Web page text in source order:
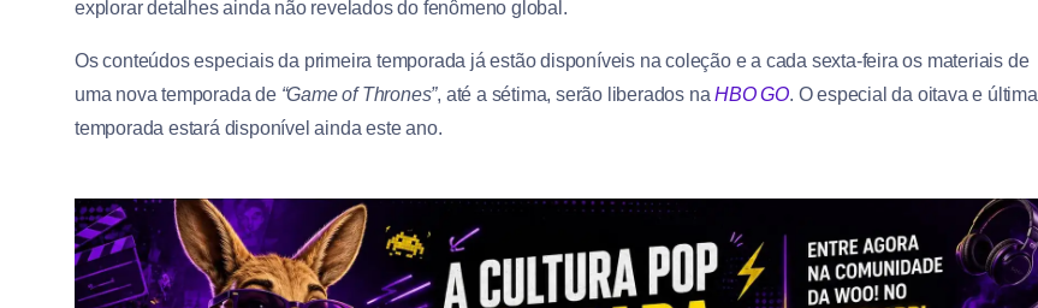
explorar detalhes ainda não revelados do fenômeno global.
Os conteúdos especiais da primeira temporada já estão disponíveis na coleção e a cada sexta-feira os materiais de
uma nova temporada de “Game of Thrones”, até a sétima, serão liberados na HBO GO. O especial da oitava e última
temporada estará disponível ainda este ano.